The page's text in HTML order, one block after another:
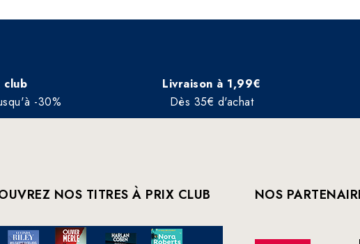
club
-30%
Livraison à 1,99€
Dès 35€ d'achat
NOS TITRES À PRIX CLUB NOS